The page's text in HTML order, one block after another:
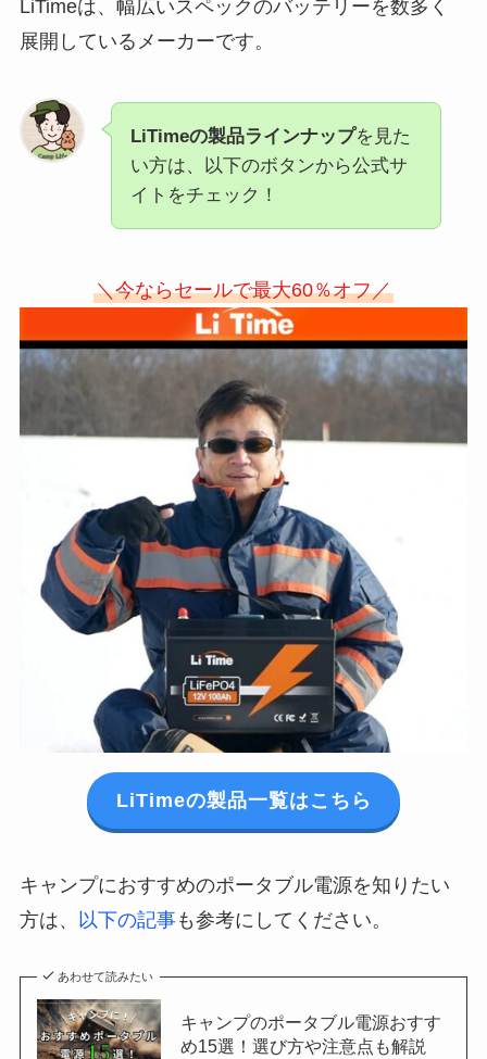
LiTimeは、幅広いスペックのバッテリーを数多く
展開しているメーカーです。
LiTimeの製品ラインナップを見た
い方は、以下のボタンから公式サ
イトをチェック！
＼今ならセールで最大60％オフ／
LiTimeの製品一覧はこちら
キャンプにおすすめのポータブル電源を知りたい
方は、 以下の記事も参考にしてください。
あわせて読みたい
キャンプのポータブル電源おすす
め15選！選び方や注意点も解説